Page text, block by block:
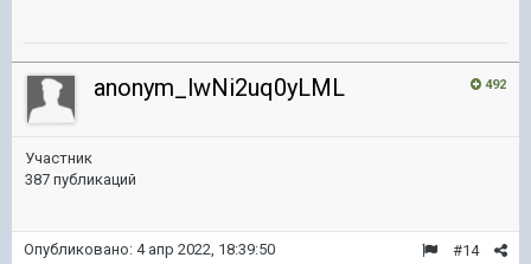
492
anonym_lwNi2uq0yLML
Участник
387 публикаций
#14
Опубликовано: 4 апр 2022, 18:39:50